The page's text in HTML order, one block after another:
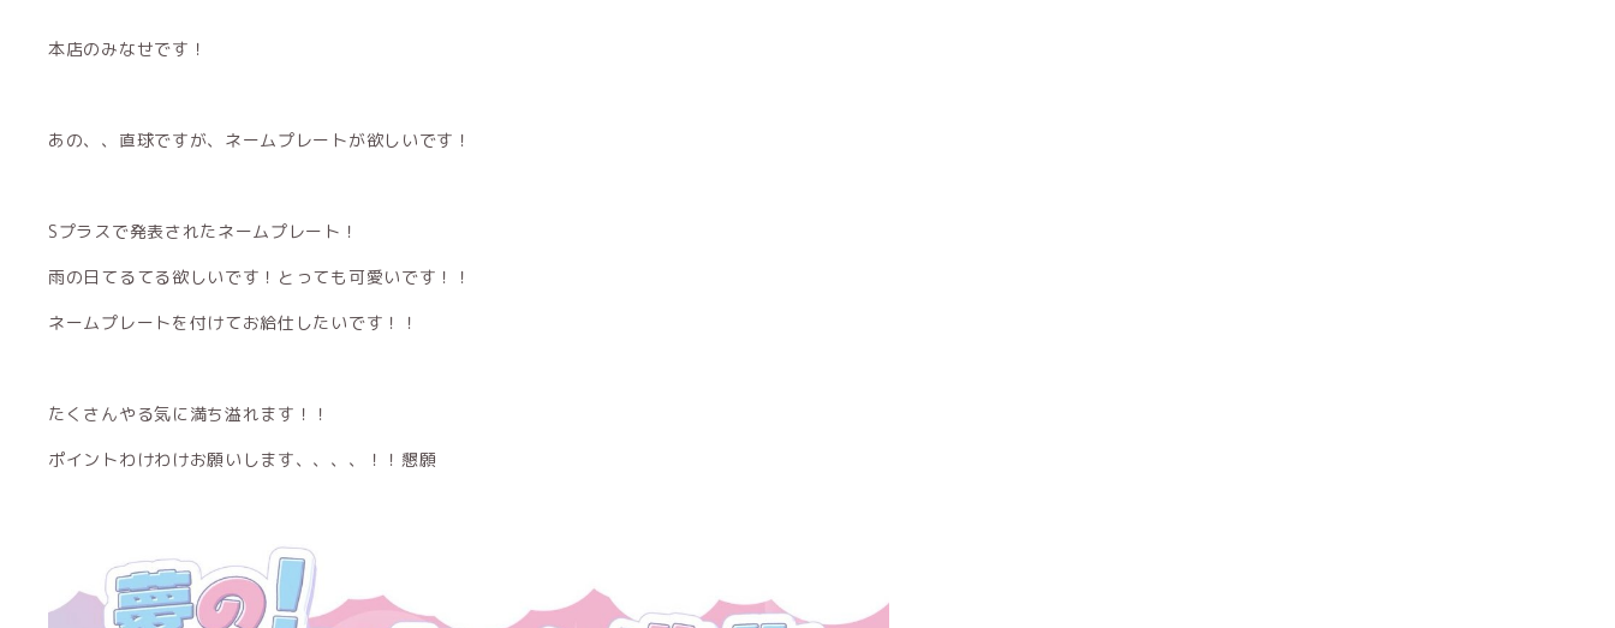
本店のみなせです！
あの、、直球ですが、ネームプレートが欲しいです！
Sプラスで発表されたネームプレート！
雨の日てるてる欲しいです！とっても可愛いです！！
ネームプレートを付けてお給仕したいです！！
たくさんやる気に満ち溢れます！！
ポイントわけわけお願いします、、、、！！懇願